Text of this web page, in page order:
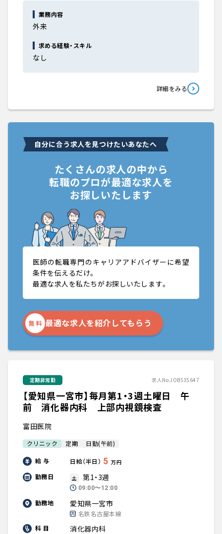
業務内容
外来
求める経験・スキル
なし
詳細をみる
自分に合う求人を見つけたいあなたへ
たくさんの求人の中から
転職のプロが最適な求人を
お探しいたします
医師の転職専門のキャリアアドバイザーに希望
条件を伝えるだけ。
最適な求人を私たちがお探しいたします。
無 料 最適な求人を紹介してもらう
定期非常勤 求人No.JOB535647
【愛知県一宮市】毎月第1・3週土曜日 午
前 消化器内科 上部内視鏡検査
富田医院
クリニック 定期 日勤(午前)
給 与 日給（半日） 5 万円
勤務日 土 第1・3週
09:00〜12:00
勤務地 愛知県一宮市
名鉄名古屋本線
科 目
消化器内科